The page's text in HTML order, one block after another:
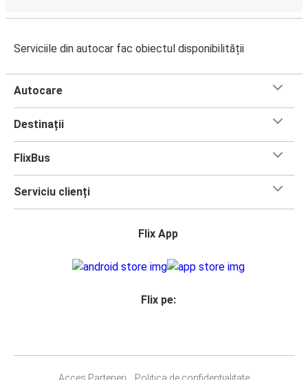
Serviciile din autocar fac obiectul disponibilității
Autocare
Destinații
FlixBus
Serviciu clienți
Flix App
Flix pe: